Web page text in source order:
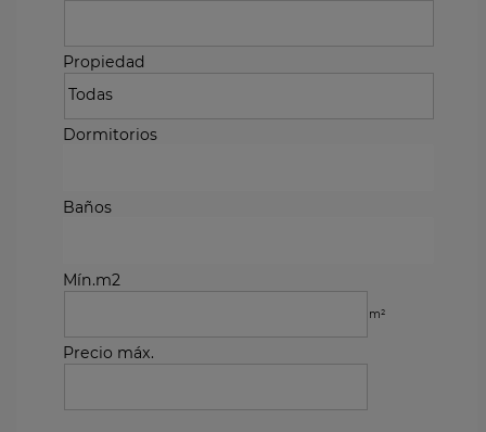
Propiedad
Dormitorios
Baños
Mín.m2
m²
Precio máx.